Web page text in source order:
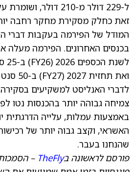
ל-229 דולר מ-210
זאת כחלק מסקירת מחקר רחבה
המודל של הפירמה בעקבות דברי
לדברי האנליסט למשקיעים
צמיחה גבוהה יותר בהכנסות נטו
באמצעות עמלות, עלייה הדרגתית
האשראי, וקצב גבוה יותר של
שהנחנו בעבר.
פורסם לראשונה בTheFly
–